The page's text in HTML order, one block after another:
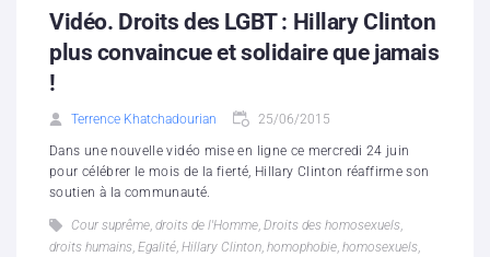
Vidéo. Droits des LGBT : Hillary Clinton
plus convaincue et solidaire que jamais
!
Terrence Khatchadourian 25/06/2015
Dans une nouvelle vidéo mise en ligne ce mercredi 24 juin
pour célébrer le mois de la fierté, Hillary Clinton réaffirme son
soutien à la communauté.
Cour suprême, droits de l'Homme, Droits des homosexuels,
droits humains, Egalité, Hillary Clinton, homophobie, homosexuels,